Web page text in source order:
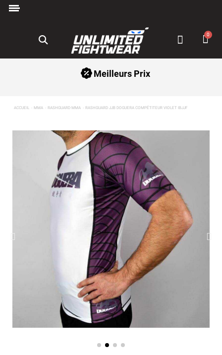
Meilleurs Prix
ACCUEIL MMA RASHGUARD MMA RASHGUARD JJB DOGUERA COMPÉTITEUR VIOLET IBJJF